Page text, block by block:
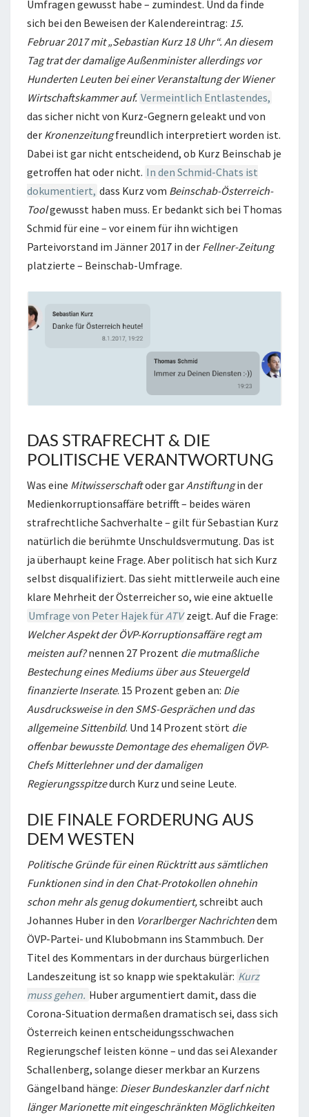
Umfragen gewusst habe – zumindest. Und da finde
sich bei den Beweisen der Kalendereintrag: 15.
Februar 2017 mit „Sebastian Kurz 18 Uhr“. An diesem
Tag trat der damalige Außenminister allerdings vor
Hunderten Leuten bei einer Veranstaltung der Wiener
Wirtschaftskammer auf. Vermeintlich Entlastendes,
das sicher nicht von Kurz-Gegnern geleakt und von
der Kronenzeitungfreundlich interpretiert worden ist.
Dabei ist gar nicht entscheidend, ob Kurz Beinschab je
getroffen hat oder nicht. In den Schmid-Chats ist
dokumentiert, dass Kurz vom Beinschab-Österreich-
Toolgewusst haben muss. Er bedankt sich bei Thomas
Schmid für eine – vor einem für ihn wichtigen
Parteivorstand im Jänner 2017 in der Fellner-Zeitung
platzierte – Beinschab-Umfrage.
DAS STRAFRECHT & DIE
POLITISCHE VERANTWORTUNG
Was eine Mitwisserschaftoder garAnstiftungin der
Medienkorruptionsaffäre betrifft – beides wären
strafrechtliche Sachverhalte – gilt für Sebastian Kurz
natürlich die berühmte Unschuldsvermutung. Das ist
ja überhaupt keine Frage. Aber politisch hat sich Kurz
selbst disqualifiziert. Das sieht mittlerweile auch eine
klare Mehrheit der Österreicher so, wie eine aktuelle
Umfrage von Peter Hajek für ATVzeigt. Auf die Frage:
Welcher Aspekt der ÖVP-Korruptionsaffäre regt am
meisten auf?nennen 27 Prozent die mutmaßliche
Bestechung eines Mediums über aus Steuergeld
finanzierte Inserate. 15 Prozent geben an: Die
Ausdrucksweise in den SMS-Gesprächen und das
allgemeine Sittenbild. Und 14 Prozent stört die
offenbar bewusste Demontage des ehemaligen ÖVP-
Chefs Mitterlehner und der damaligen
Regierungsspitzedurch Kurz und seine Leute.
DIE FINALE FORDERUNG AUS
DEM WESTEN
Politische Gründe für einen Rücktritt aus sämtlichen
Funktionen sind in den Chat-Protokollen ohnehin
schon mehr als genug dokumentiert,schreibt auch
Johannes Huber in den Vorarlberger Nachrichtendem
ÖVP-Partei- und Klubobmann ins Stammbuch. Der
Titel des Kommentars in der durchaus bürgerlichen
Landeszeitung ist so knapp wie spektakulär: Kurz
muss gehen. Huber argumentiert damit, dass die
Corona-Situation dermaßen dramatisch sei, dass sich
Österreich keinen entscheidungsschwachen
Regierungschef leisten könne – und das sei Alexander
Schallenberg, solange dieser merkbar an Kurzens
Gängelband hänge: Dieser Bundeskanzler darf nicht
länger Marionette mit eingeschränkten Möglichkeiten